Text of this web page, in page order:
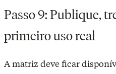
Passo 9: Publique,
primeiro uso real
A matriz deve ficar